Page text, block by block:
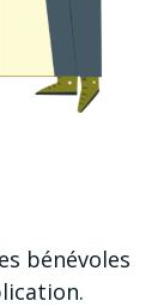
bénévoles